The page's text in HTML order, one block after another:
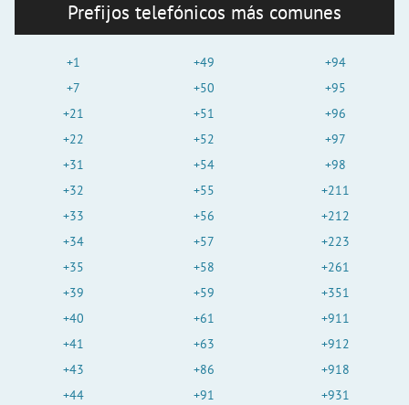
Prefijos telefónicos más comunes
+1
+7
+21
+22
+31
+32
+33
+34
+35
+39
+40
+41
+43
+44
+49
+50
+51
+52
+54
+55
+56
+57
+58
+59
+61
+63
+86
+91
+94
+95
+96
+97
+98
+211
+212
+223
+261
+351
+911
+912
+918
+931